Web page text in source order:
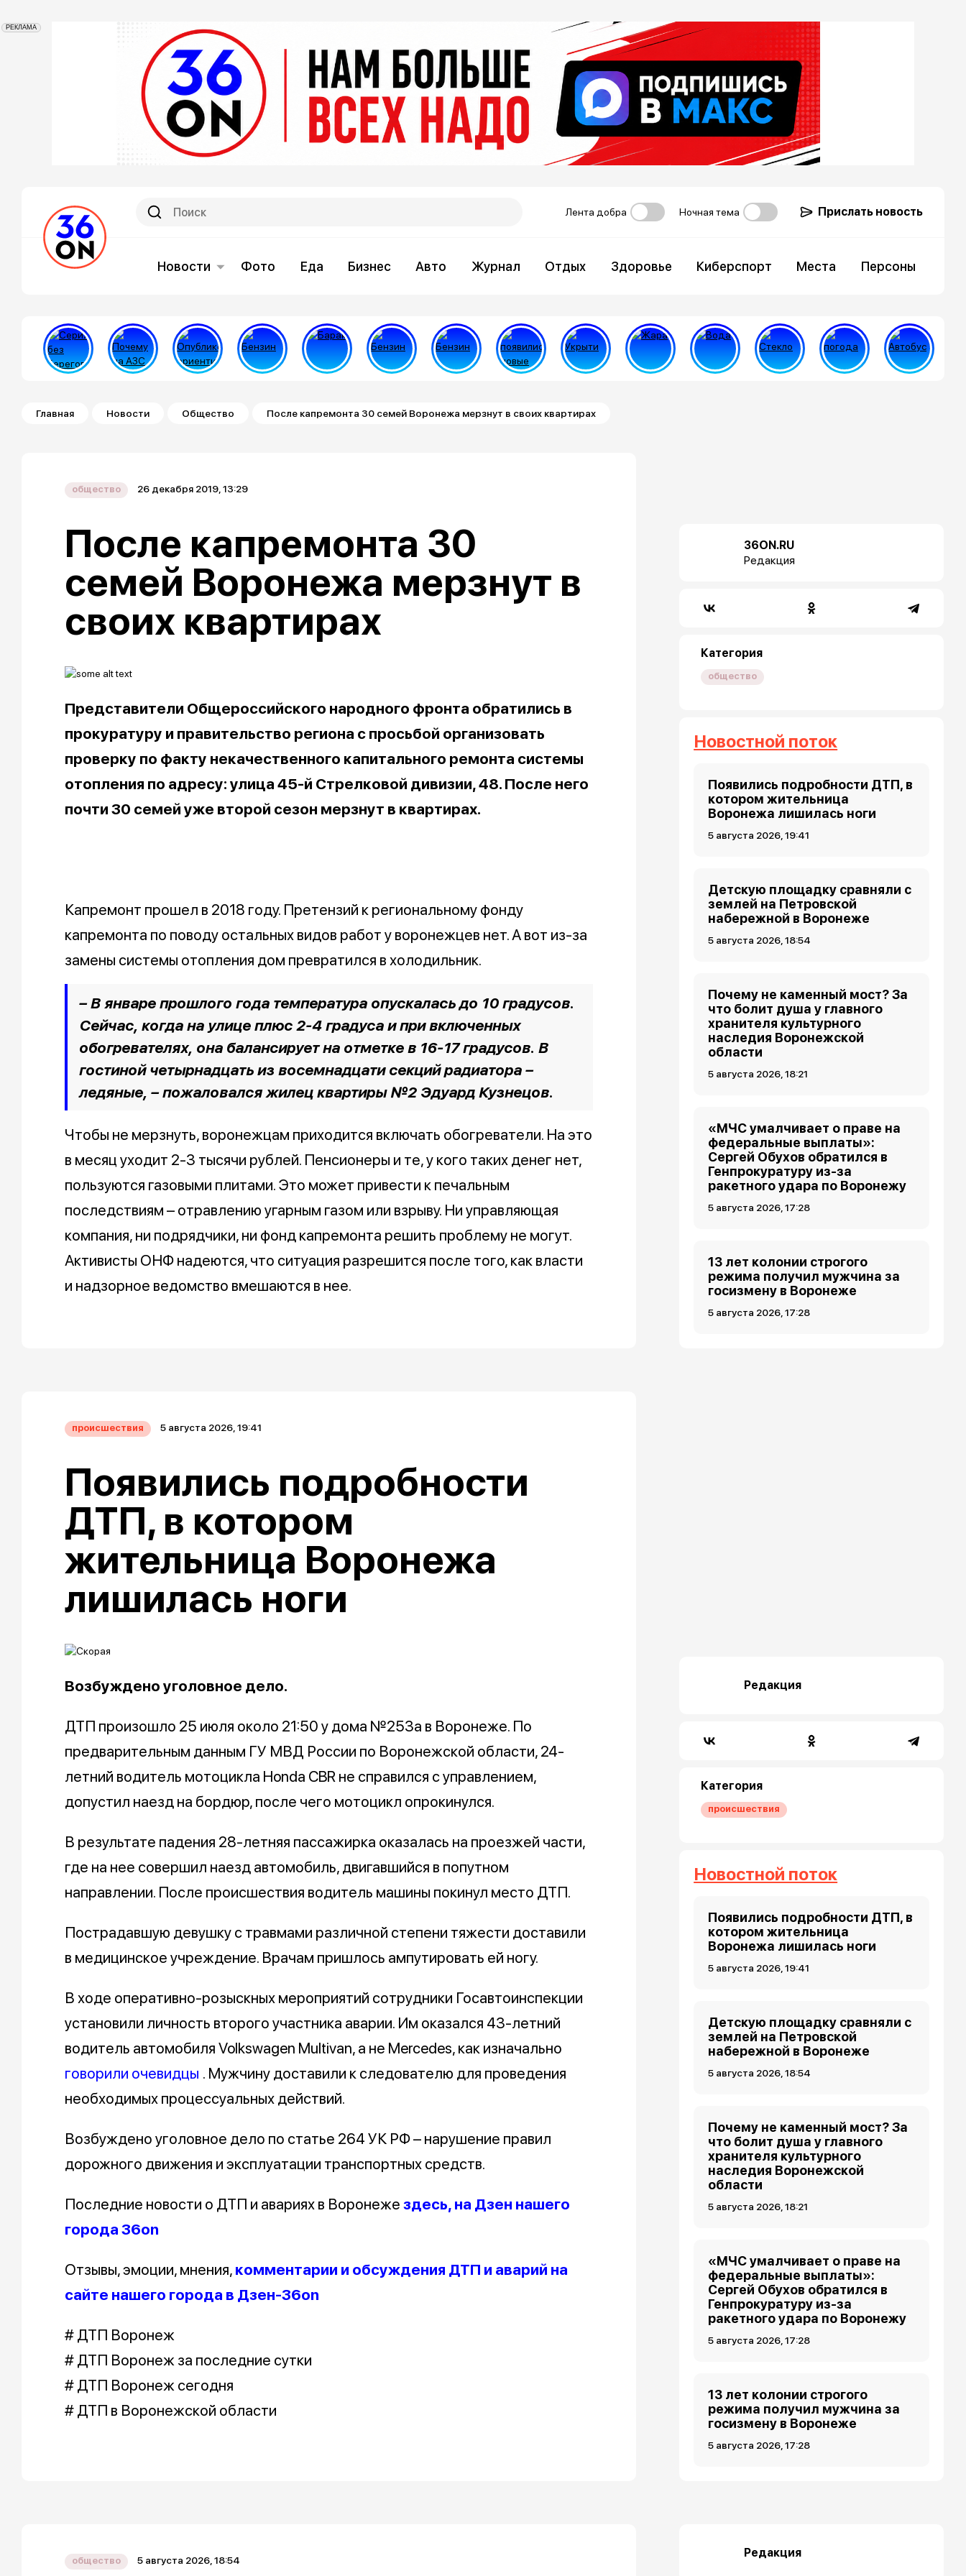
РЕКЛАМА
Лента добра Ночная тема Прислать новость
Новости Фото Еда Бизнес Авто Журнал Отдых Здоровье Киберспорт Места Персоны
Строка навигации
Главная Новости Общество После капремонта 30 семей Воронежа мерзнут в своих квартирах
общество 26 декабря 2019, 13:29
После капремонта 30
семей Воронежа мерзнут в
своих квартирах
Представители Общероссийского народного фронта обратились в
прокуратуру и правительство региона с просьбой организовать
проверку по факту некачественного капитального ремонта системы
отопления по адресу: улица 45-й Стрелковой дивизии, 48. После него
почти 30 семей уже второй сезон мерзнут в квартирах.
Капремонт прошел в 2018 году. Претензий к региональному фонду
капремонта по поводу остальных видов работ у воронежцев нет. А вот из-за
замены системы отопления дом превратился в холодильник.
– В январе прошлого года температура опускалась до 10 градусов.
Сейчас, когда на улице плюс 2-4 градуса и при включенных
обогревателях, она балансирует на отметке в 16-17 градусов. В
гостиной четырнадцать из восемнадцати секций радиатора –
ледяные, – пожаловался жилец квартиры №2 Эдуард Кузнецов.
Чтобы не мерзнуть, воронежцам приходится включать обогреватели. На это
в месяц уходит 2-3 тысячи рублей. Пенсионеры и те, у кого таких денег нет,
пользуются газовыми плитами. Это может привести к печальным
последствиям – отравлению угарным газом или взрыву. Ни управляющая
компания, ни подрядчики, ни фонд капремонта решить проблему не могут.
Активисты ОНФ надеются, что ситуация разрешится после того, как власти
и надзорное ведомство вмешаются в нее.
36ON.RU
Редакция
Категория
общество
Новостной поток
Появились подробности ДТП, в
котором жительница
Воронежа лишилась ноги
5 августа 2026, 19:41
Детскую площадку сравняли с
землей на Петровской
набережной в Воронеже
5 августа 2026, 18:54
Почему не каменный мост? За
что болит душа у главного
хранителя культурного
наследия Воронежской
области
5 августа 2026, 18:21
«МЧС умалчивает о праве на
федеральные выплаты»:
Сергей Обухов обратился в
Генпрокуратуру из-за
ракетного удара по Воронежу
5 августа 2026, 17:28
13 лет колонии строгого
режима получил мужчина за
госизмену в Воронеже
5 августа 2026, 17:28
происшествия 5 августа 2026, 19:41
Появились подробности
ДТП, в котором
жительница Воронежа
лишилась ноги
Возбуждено уголовное дело.
ДТП произошло 25 июля около 21:50 у дома №253а в Воронеже. По
предварительным данным ГУ МВД России по Воронежской области, 24-
летний водитель мотоцикла Honda CBR не справился с управлением,
допустил наезд на бордюр, после чего мотоцикл опрокинулся.
В результате падения 28-летняя пассажирка оказалась на проезжей части,
где на нее совершил наезд автомобиль, двигавшийся в попутном
направлении. После происшествия водитель машины покинул место ДТП.
Пострадавшую девушку с травмами различной степени тяжести доставили
в медицинское учреждение. Врачам пришлось ампутировать ей ногу.
В ходе оперативно-розыскных мероприятий сотрудники Госавтоинспекции
установили личность второго участника аварии. Им оказался 43-летний
водитель автомобиля Volkswagen Multivan, а не Mercedes, как изначально
говорили очевидцы . Мужчину доставили к следователю для проведения
необходимых процессуальных действий.
Возбуждено уголовное дело по статье 264 УК РФ – нарушение правил
дорожного движения и эксплуатации транспортных средств.
Последние новости о ДТП и авариях в Воронеже здесь, на Дзен нашего
города 36on
Отзывы, эмоции, мнения, комментарии и обсуждения ДТП и аварий на
сайте нашего города в Дзен-36on
# ДТП Воронеж
# ДТП Воронеж за последние сутки
# ДТП Воронеж сегодня
# ДТП в Воронежской области
Редакция
Категория
происшествия
Новостной поток
Появились подробности ДТП, в
котором жительница
Воронежа лишилась ноги
5 августа 2026, 19:41
Детскую площадку сравняли с
землей на Петровской
набережной в Воронеже
5 августа 2026, 18:54
Почему не каменный мост? За
что болит душа у главного
хранителя культурного
наследия Воронежской
области
5 августа 2026, 18:21
«МЧС умалчивает о праве на
федеральные выплаты»:
Сергей Обухов обратился в
Генпрокуратуру из-за
ракетного удара по Воронежу
5 августа 2026, 17:28
13 лет колонии строгого
режима получил мужчина за
госизмену в Воронеже
5 августа 2026, 17:28
общество 5 августа 2026, 18:54
Редакция